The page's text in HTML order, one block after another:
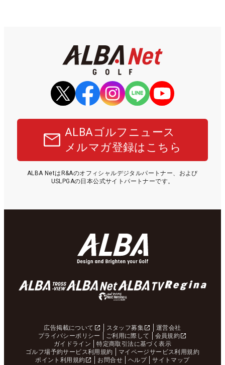
ALBAゴルフニュース
メルマガ登録はこちら
ALBA NetはR&Aのオフィシャルデジタルパートナー、および
USLPGAの日本公式サイトパートナーです。
広告掲載について スタッフ募集
運営会社
プライバシーポリシー
ご利用に際して
会員規約
ガイドライン
特定商取引法に基づく表示
ゴルフ場予約サービス利用規約
マイページサービス利用規約
ポイント利用規約
お問合せ ヘルプ サイトマップ